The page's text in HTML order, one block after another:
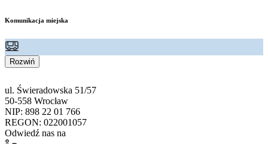
Komunikacja miejska
Rozwiń
ul. Świeradowska 51/57
50-558 Wrocław
NIP: 898 22 01 766
REGON: 022001057
Odwiedź nas na